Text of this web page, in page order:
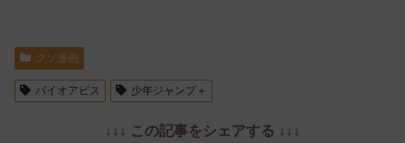
クソ漫画
バイオアビス 少年ジャンプ＋
↓↓↓ この記事をシェアする ↓↓↓